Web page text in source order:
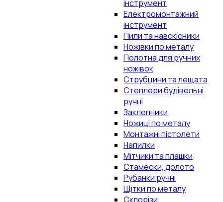
інструмент
Електромонтажний
інструмент
Пили та навскісники
Ножівки по металу
Полотна для ручних
ножівок
Струбцини та лещата
Степлери будівельні
ручні
Заклепники
Ножиці по металу
Монтажні пістолети
Напилки
Мітчики та плашки
Стамески, долото
Рубанки ручні
Щітки по металу
Склорізи